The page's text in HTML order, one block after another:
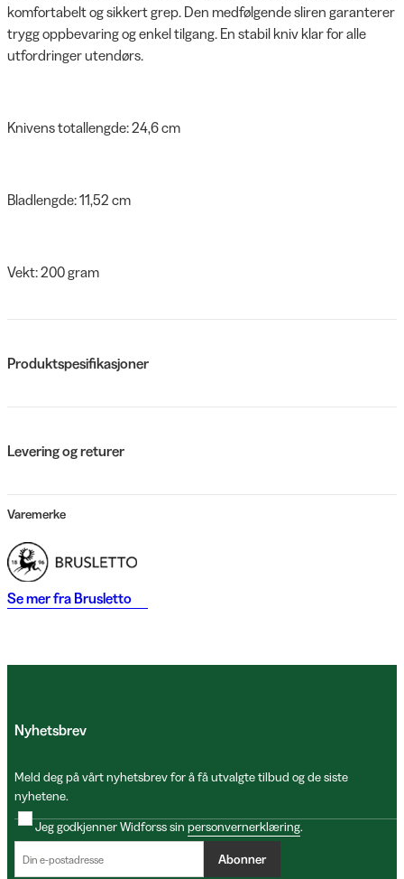
komfortabelt og sikkert grep. Den medfølgende sliren garanterer
trygg oppbevaring og enkel tilgang. En stabil kniv klar for alle
utfordringer utendørs.
Knivens totallengde: 24,6 cm
Bladlengde: 11,52 cm
Vekt: 200 gram
Produktspesifikasjoner
Levering og returer
Varemerke
Se mer fra Brusletto
Nyhetsbrev
Meld deg på vårt nyhetsbrev for å få utvalgte tilbud og de siste
nyhetene.
Jeg godkjenner Widforss sin personvernerklæring.
Abonner